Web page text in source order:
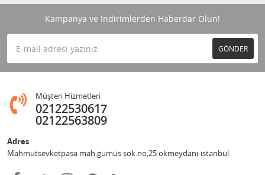
Kampanya ve İndirimlerden Haberdar Olun!
GÖNDER
Müşteri Hizmetleri
02122530617
02122563809
Adres
Mahmutsevketpasa mah.gümüs sok.no,25 okmeydanı-istanbul